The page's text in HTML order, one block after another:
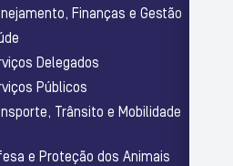
Finanças e Gestão
Delegados
Públicos
Trânsito e Mobilidade
e Proteção dos Animais